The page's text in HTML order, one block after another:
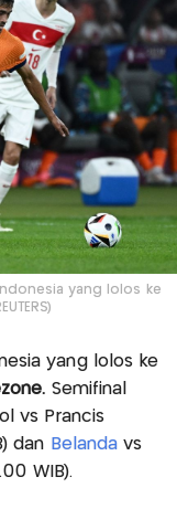
yang lolos ke
yang lolos ke
Semifinal
vs Prancis
dan Belandavs
WIB).